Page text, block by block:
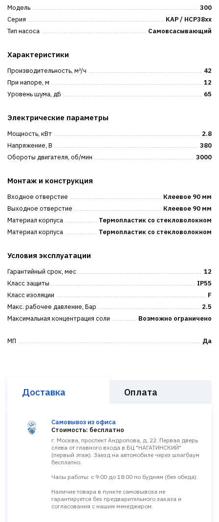
Модель
300
Серия
KAP / HCP38xx
Тип насоса
Самовсасывающий
Характеристики
Производительность, м³/ч
42
При напоре, м
12
Уровень шума, дБ
65
Электрические параметры
Мощность, кВт
2.8
Напряжение, В
380
Обороты двигателя, об/мин
3000
Монтаж и конструкция
Входное отверстие
Клеевое 90 мм
Выходное отверстие
Клеевое 90 мм
Материал корпуса
Термопластик со стекловолокном
Материал корпуса
Термопластик со стекловолокном
Условия эксплуатации
Гарантийный срок, мес
12
Класс защиты
IP55
Класс изоляции
F
Макс. рабочее давление, Бар
2.5
Максимальная концентрация соли
Возможно ограничено
МП Да
Доставка Оплата
Самовывоз из офиса
Стоимость: бесплатно
г. Москва, проспект Андропова, д. 22. Первая дверь
слева от главного входа в БЦ "НАГАТИНСКИЙ"
(первый этаж). Заезд на автомобиле через шлагбаум
бесплатно.
Часы работы: с 9:00 до 18:00 по будням (без обеда).
Наличие товара в пункте самовывоза не
гарантируется без предварительного заказа и
согласования с нашим менеджером.